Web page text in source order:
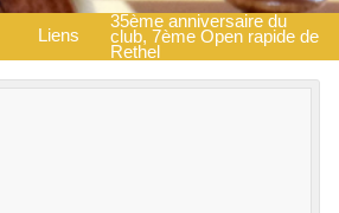
Liens
35ème anniversaire du
club, 7ème Open rapide de
Rethel